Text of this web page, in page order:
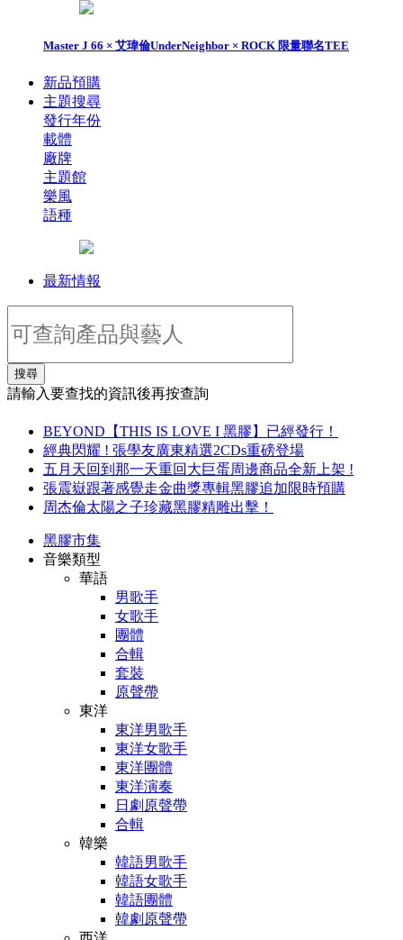
Master J 66 × 艾瑋倫UnderNeighbor × ROCK 限量聯名TEE
新品預購
主題搜尋
發行年份
載體
廠牌
主題館
樂風
語種
最新情報
搜尋
請輸入要查找的資訊後再按查詢
BEYOND【THIS IS LOVE I 黑膠】已經發行！
經典閃耀 ! 張學友廣東精選2CDs重磅登場
五月天回到那一天重回大巨蛋周邊商品全新上架 !
張震嶽跟著感覺走金曲獎專輯黑膠追加限時預購
周杰倫太陽之子珍藏黑膠精雕出擊！
黑膠市集
音樂類型
華語
男歌手
女歌手
團體
合輯
套裝
原聲帶
東洋
東洋男歌手
東洋女歌手
東洋團體
東洋演奏
日劇原聲帶
合輯
韓樂
韓語男歌手
韓語女歌手
韓語團體
韓劇原聲帶